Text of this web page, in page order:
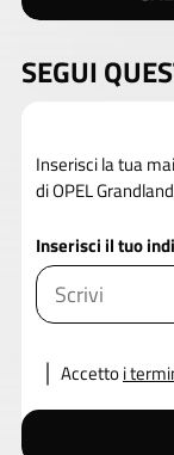
SEGUI
Inserisci la tua
di OPEL Grandland
Inserisci il tuo
Accettoi